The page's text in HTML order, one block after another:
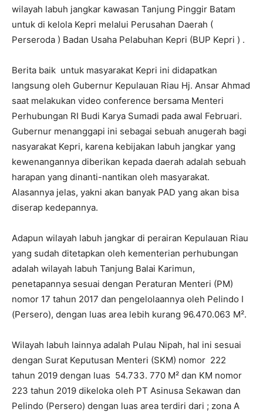
wilayah labuh jangkar kawasan Tanjung Pinggir Batam
untuk di kelola Kepri melalui Perusahan Daerah (
Perseroda ) Badan Usaha Pelabuhan Kepri (BUP Kepri ) .
Berita baik untuk masyarakat Kepri ini didapatkan
langsung oleh Gubernur Kepulauan Riau Hj. Ansar Ahmad
saat melakukan video conference bersama Menteri
Perhubungan RI Budi Karya Sumadi pada awal Februari.
Gubernur menanggapi ini sebagai sebuah anugerah bagi
nasyarakat Kepri, karena kebijakan labuh jangkar yang
kewenangannya diberikan kepada daerah adalah sebuah
harapan yang dinanti-nantikan oleh masyarakat.
Alasannya jelas, yakni akan banyak PAD yang akan bisa
diserap kedepannya.
Adapun wilayah labuh jangkar di perairan Kepulauan Riau
yang sudah ditetapkan oleh kementerian perhubungan
adalah wilayah labuh Tanjung Balai Karimun,
penetapannya sesuai dengan Peraturan Menteri (PM)
nomor 17 tahun 2017 dan pengelolaannya oleh Pelindo I
(Persero), dengan luas area lebih kurang 96.470.063 M².
Wilayah labuh lainnya adalah Pulau Nipah, hal ini sesuai
dengan Surat Keputusan Menteri (SKM) nomor 222
tahun 2019 dengan luas 54.733. 770 M² dan KM nomor
223 tahun 2019 dikeloka oleh PT Asinusa Sekawan dan
Pelindo (Persero) dengan luas area terdiri dari ; zona A